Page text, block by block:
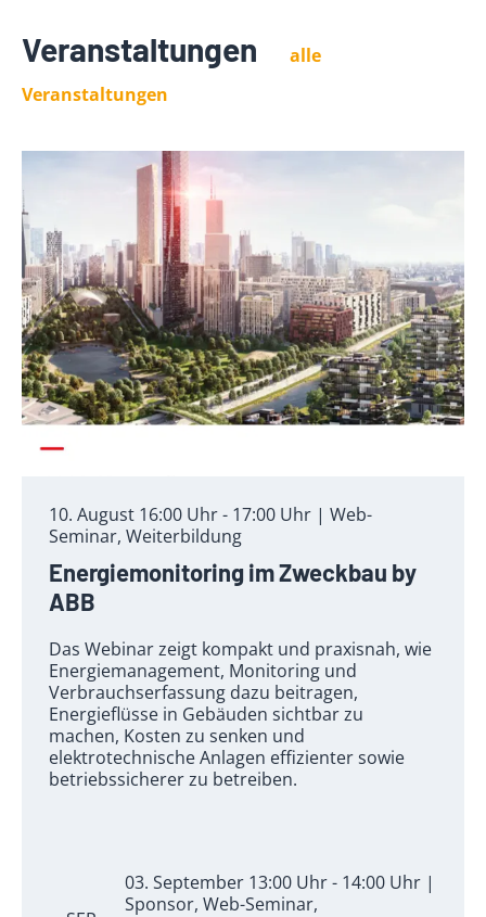
Veranstaltungen
alle
Veranstaltungen
10. August 16:00 Uhr - 17:00 Uhr | Web-
Seminar, Weiterbildung
Energiemonitoring im Zweckbau by
ABB
Das Webinar zeigt kompakt und praxisnah, wie
Energiemanagement, Monitoring und
Verbrauchserfassung dazu beitragen,
Energieflüsse in Gebäuden sichtbar zu
machen, Kosten zu senken und
elektrotechnische Anlagen effizienter sowie
betriebssicherer zu betreiben.
03. September 13:00 Uhr - 14:00 Uhr |
Sponsor, Web-Seminar,